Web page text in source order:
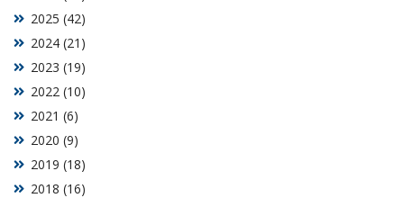
2018 (16)
2019 (18)
2020 (9)
2021 (6)
2022 (10)
2023 (19)
2024 (21)
2025 (42)